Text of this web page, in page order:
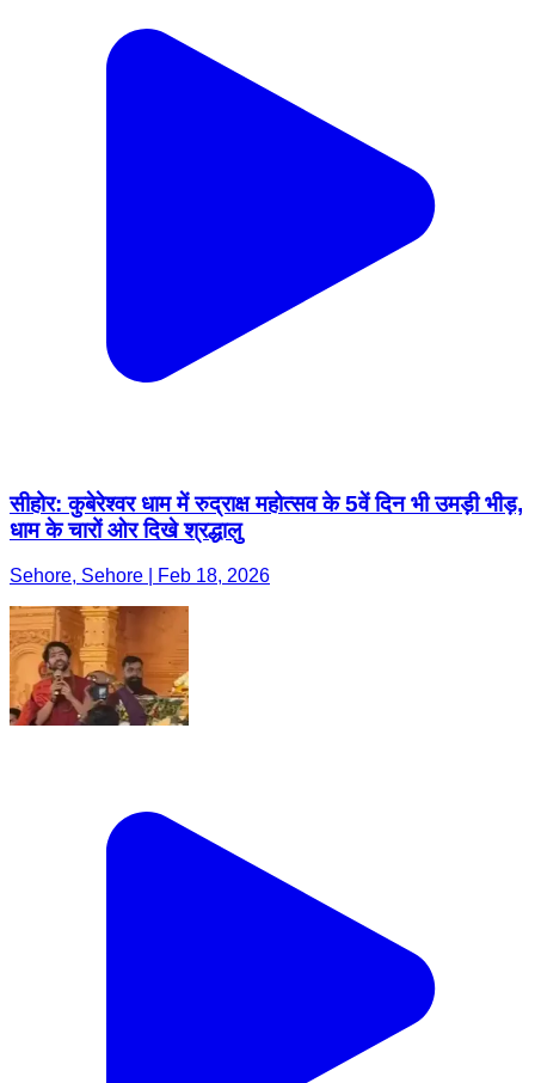
सीहोर: कुबेरेश्वर धाम में रुद्राक्ष महोत्सव के 5वें दिन भी उमड़ी भीड़,
धाम के चारों ओर दिखे श्रद्धालु
Sehore, Sehore | Feb 18, 2026